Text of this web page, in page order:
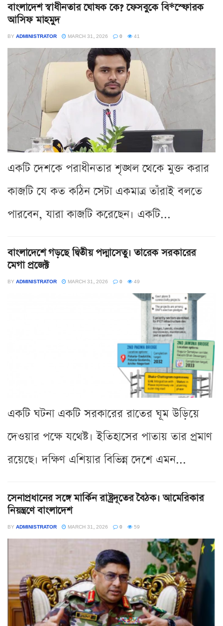
বাংলাদেশ স্বাধীনতার ঘোষক কে? ফেসবুকে বি*স্ফোরক
আসিফ মাহমুদ
BY ADMINISTRATOR MARCH 31, 2026 0 41
একটি দেশকে পরাধীনতার শৃঙ্খল থেকে মুক্ত করার
কাজটি যে কত কঠিন সেটা একমাত্র তাঁরাই বলতে
পারবেন, যারা কাজটি করেছেন। একটি...
বাংলাদেশে গড়ছে দ্বিতীয় পদ্মাসেতু। তারেক সরকারের
মেগা প্রজেক্ট
BY ADMINISTRATOR MARCH 31, 2026 0 49
একটি ঘটনা একটি সরকারের রাতের ঘূম উড়িয়ে
দেওয়ার পক্ষে যথেষ্ট। ইতিহাসের পাতায় তার প্রমাণ
রয়েছে। দক্ষিণ এশিয়ার বিভিন্ন দেশে এমন...
সেনাপ্রধানের সঙ্গে মার্কিন রাষ্ট্রদূতের বৈঠক। আমেরিকার
নিয়ন্ত্রণে বাংলাদেশ
BY ADMINISTRATOR MARCH 31, 2026 0 59